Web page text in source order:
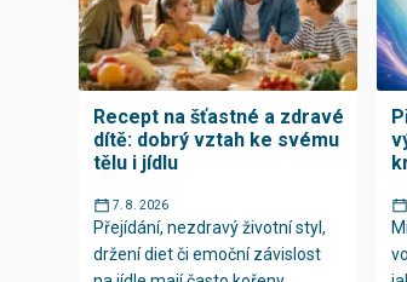
Recept na šťastné a zdravé
dítě: dobrý vztah ke svému
tělu i jídlu
7. 8. 2026
Přejídání, nezdravý životní styl,
držení diet či emoční závislost